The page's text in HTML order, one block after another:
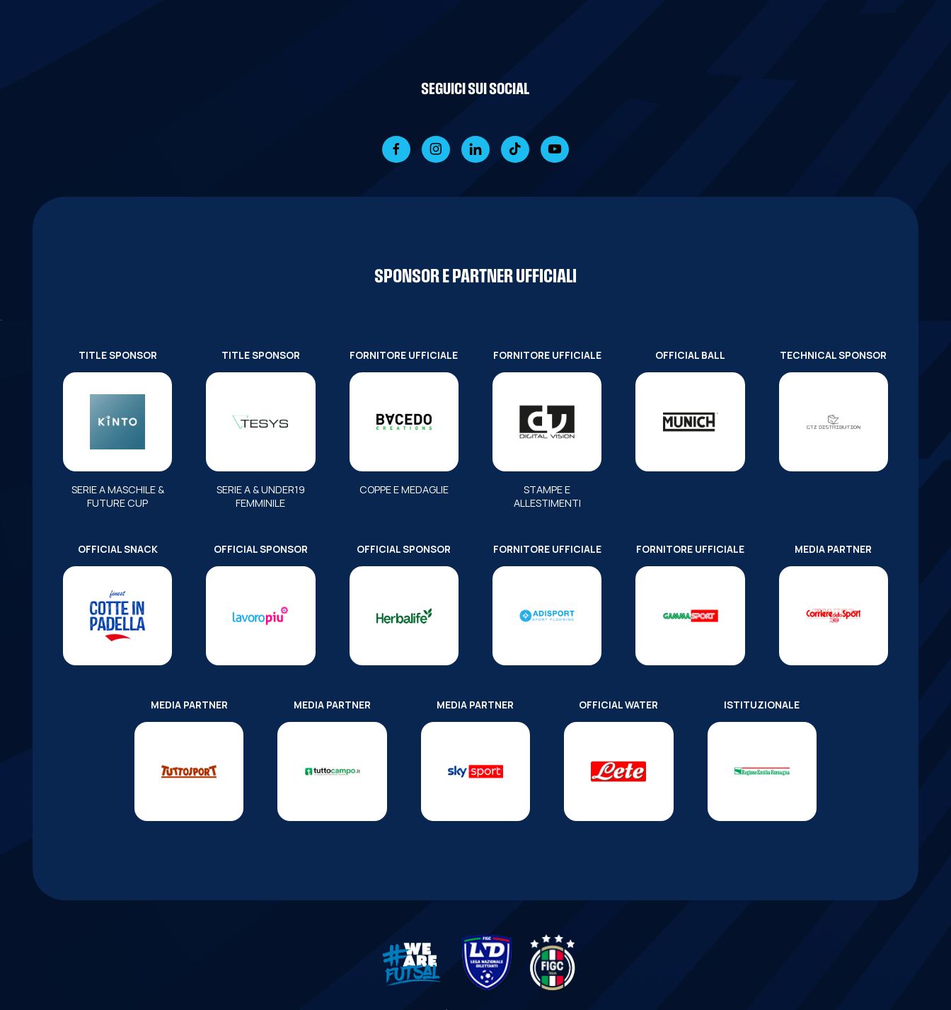
SEGUICI SUI SOCIAL
SPONSOR E PARTNER UFFICIALI
TITLE SPONSOR
SERIE A MASCHILE &
FUTURE CUP
TITLE SPONSOR
SERIE A & UNDER19
FEMMINILE
FORNITORE UFFICIALE
COPPE E MEDAGLIE
FORNITORE UFFICIALE
STAMPE E
ALLESTIMENTI
OFFICIAL BALL TECHNICAL SPONSOR
OFFICIAL SNACK OFFICIAL SPONSOR OFFICIAL SPONSOR FORNITORE UFFICIALE FORNITORE UFFICIALE MEDIA PARTNER
MEDIA PARTNER MEDIA PARTNER MEDIA PARTNER OFFICIAL WATER ISTITUZIONALE